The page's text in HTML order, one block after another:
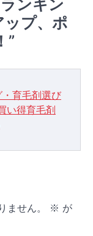
ンキン
プ、ポ
”
育毛剤選び
い得育毛剤
ません。 ※ が